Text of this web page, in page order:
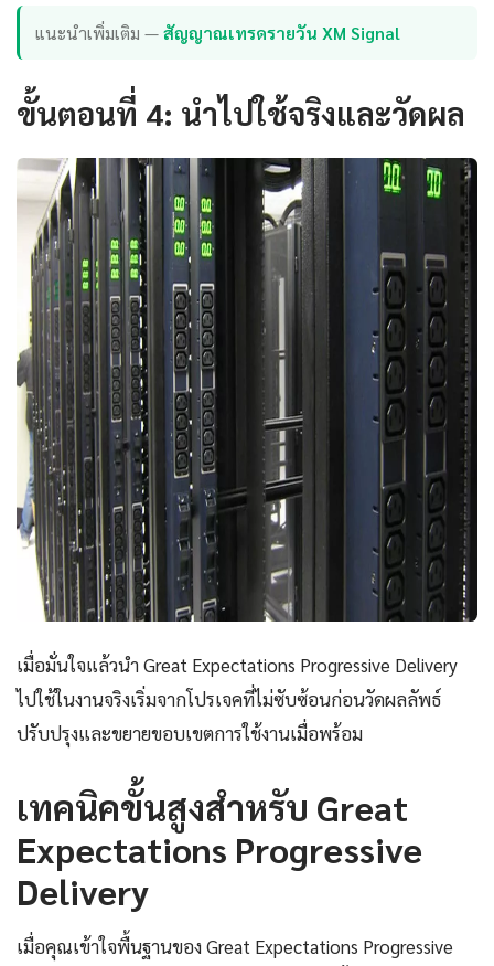
แนะนำเพิ่มเติม —สัญญาณเทรดรายวัน XM Signal
ขั้นตอนที่ 4: นำไปใช้จริงและวัดผล
เมื่อมั่นใจแล้วนำ Great Expectations Progressive Delivery
ไปใช้ในงานจริงเริ่มจากโปรเจคที่ไม่ซับซ้อนก่อนวัดผลลัพธ์
ปรับปรุงและขยายขอบเขตการใช้งานเมื่อพร้อม
เทคนิคขั้นสูงสำหรับ Great
Expectations Progressive
Delivery
เมื่อคุณเข้าใจพื้นฐานของ Great Expectations Progressive